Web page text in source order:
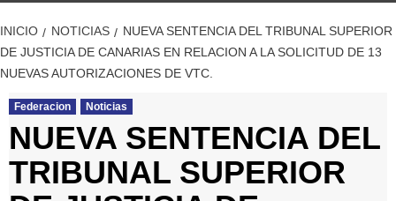
INICIO NOTICIAS
NUEVA SENTENCIA DEL TRIBUNAL SUPERIOR
DE JUSTICIA DE CANARIAS EN RELACION A LA SOLICITUD DE 13
NUEVAS AUTORIZACIONES DE VTC.
Federacion Noticias
NUEVA SENTENCIA DEL
TRIBUNAL SUPERIOR